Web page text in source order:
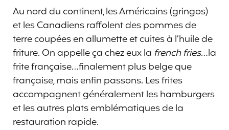
Au nord du continent, les Américains (gringos)
et les Canadiens raffolent des pommes de
terre coupées en allumette et cuites à l’huile de
friture. On appelle ça chez eux la french fries…la
frite française…finalement plus belge que
française, mais enfin passons. Les frites
accompagnent généralement les hamburgers
et les autres plats emblématiques de la
restauration rapide.